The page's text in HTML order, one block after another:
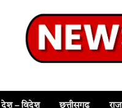
देश – विदेश छत्तीसगढ़